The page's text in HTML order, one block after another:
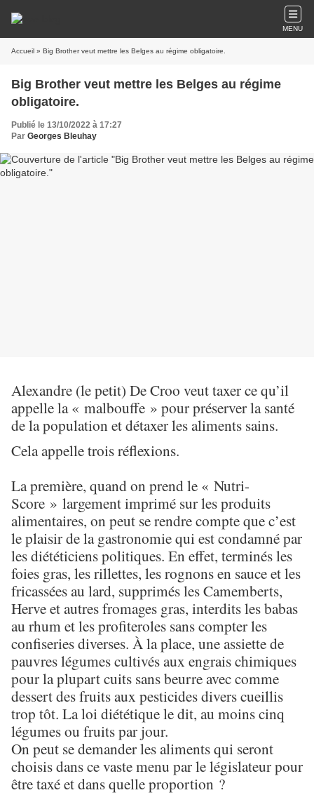
MENU
Accueil » Big Brother veut mettre les Belges au régime obligatoire.
Big Brother veut mettre les Belges au régime
obligatoire.
Publié le 13/10/2022 à 17:27
Par Georges Bleuhay
Alexandre (le petit) De Croo veut taxer ce qu’il
appelle la « malbouffe » pour préserver la santé
de la population et détaxer les aliments sains.
Cela appelle trois réflexions.
La première, quand on prend le « Nutri-
Score » largement imprimé sur les produits
alimentaires, on peut se rendre compte que c’est
le plaisir de la gastronomie qui est condamné par
les diététiciens politiques. En effet, terminés les
foies gras, les rillettes, les rognons en sauce et les
fricassées au lard, supprimés les Camemberts,
Herve et autres fromages gras, interdits les babas
au rhum et les profiteroles sans compter les
confiseries diverses. À la place, une assiette de
pauvres légumes cultivés aux engrais chimiques
pour la plupart cuits sans beurre avec comme
dessert des fruits aux pesticides divers cueillis
trop tôt. La loi diététique le dit, au moins cinq
légumes ou fruits par jour.
On peut se demander les aliments qui seront
choisis dans ce vaste menu par le législateur pour
être taxé et dans quelle proportion ?